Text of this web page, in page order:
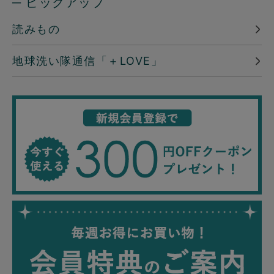
読みもの
地球洗い隊通信「＋LOVE」